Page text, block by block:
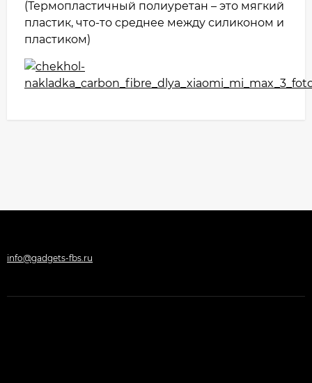
(Термопластичный полиуретан – это мягкий
пластик, что-то среднее между силиконом и
пластиком)
info@gadgets-fbs.ru